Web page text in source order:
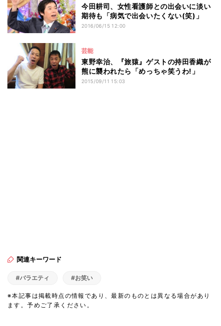
今田耕司、女性看護師との出会いに淡い
期待も「病気で出会いたくない(笑)」
2016/06/15 12:00
芸能
東野幸治、『旅猿』ゲストの持田香織が
熊に襲われたら「めっちゃ笑うわ!」
2015/09/11 15:03
関連キーワード
#バラエティ #お笑い
※本記事は掲載時点の情報であり、最新のものとは異なる場合があり
ます。予めご了承ください。